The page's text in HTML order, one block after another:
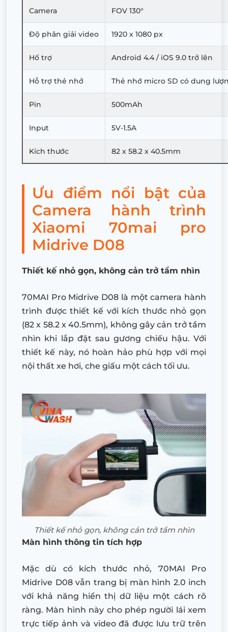
Camera FOV 130°
Độ phân giải video 1920 x 1080 px
Hố trợ Android 4.4 / iOS 9.0 trở lên
Hỗ trợ thẻ nhở Thẻ nhớ micro SD có dung
Pin 500mAh
Input 5V-1.5A
Kích thước 82 x 58.2 x 40.5mm
Ưu điểm nổi bật của
Camera hành trình
Xiaomi 70mai pro
Midrive D08
Thiết kế nhỏ gọn, không cản trở tầm nhìn
70MAI Pro Midrive D08 là một camera hành
trình được thiết kế với kích thước nhỏ gọn
(82 x 58.2 x 40.5mm), không gây cản trở tầm
nhìn khi lắp đặt sau gương chiếu hậu. Với
thiết kế này, nó hoàn hảo phù hợp với mọi
nội thất xe hơi, che giấu một cách tối ưu.
Thiết kế nhỏ gọn, không cản trở tầm nhìn
Màn hình thông tin tích hợp
Mặc dù có kích thước nhỏ, 70MAI Pro
Midrive D08 vẫn trang bị màn hình 2.0 inch
với khả năng hiển thị dữ liệu một cách rõ
ràng. Màn hình này cho phép người lái xem
trực tiếp ảnh và video đã được lưu trữ trên